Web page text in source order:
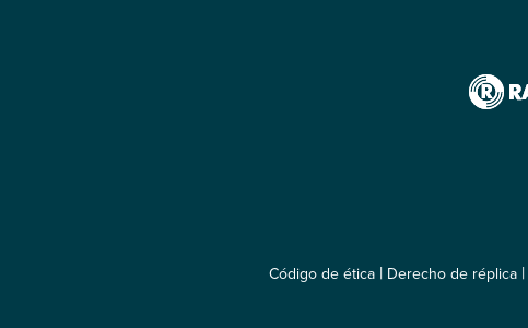
Código de ética| Derecho de réplica|